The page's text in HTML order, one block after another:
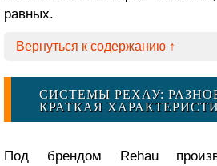
равных.
Вернуться к содержанию ↑
СИСТЕМЫ РЕХАУ:
КРАТКАЯ
Под брендом Rehau